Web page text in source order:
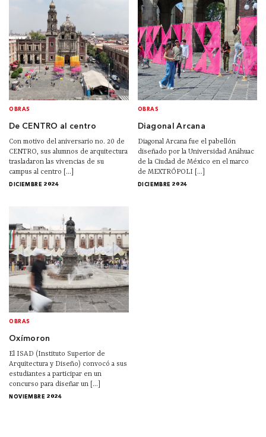
OBRAS
De CENTRO al centro
Con motivo del aniversario no. 20 de
CENTRO, sus alumnos de arquitectura
trasladaron las vivencias de su
campus al centro [...]
DICIEMBRE 2024
OBRAS
Diagonal Arcana
Diagonal Arcana fue el pabellón
diseñado por la Universidad Anáhuac
de la Ciudad de México en el marco
de MEXTRÓPOLI [...]
DICIEMBRE 2024
OBRAS
Oxímoron
El ISAD (Instituto Superior de
Arquitectura y Diseño) convocó a sus
estudiantes a participar en un
concurso para diseñar un [...]
NOVIEMBRE 2024